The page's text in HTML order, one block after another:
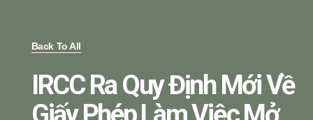
Back To All
IRCC Ra Quy Định Mới Về